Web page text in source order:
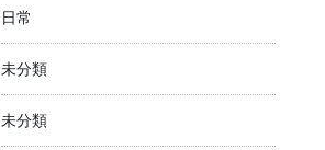
日常
未分類
未分類